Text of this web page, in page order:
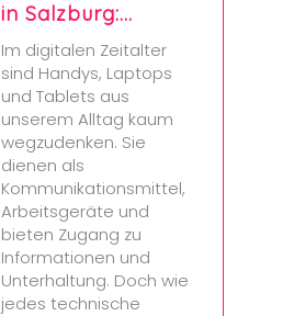
in Salzburg:…
Im digitalen Zeitalter
sind Handys, Laptops
und Tablets aus
unserem Alltag kaum
wegzudenken. Sie
dienen als
Kommunikationsmittel,
Arbeitsgeräte und
bieten Zugang zu
Informationen und
Unterhaltung. Doch wie
jedes technische